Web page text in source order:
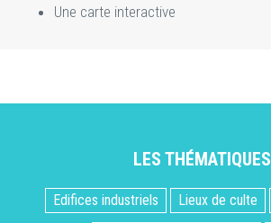
Une carte interactive
LES THÉMATIQUES
Edifices industriels Lieux de culte